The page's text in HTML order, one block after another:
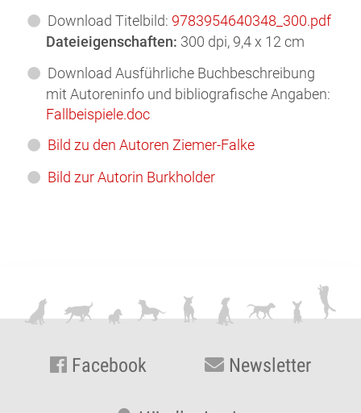
Download Titelbild: 9783954640348_300.pdf
Dateieigenschaften: 300 dpi, 9,4 x 12 cm
Download Ausführliche Buchbeschreibung
mit Autoreninfo und bibliografische Angaben:
Fallbeispiele.doc
Bild zu den Autoren Ziemer-Falke
Bild zur Autorin Burkholder
Facebook Newsletter